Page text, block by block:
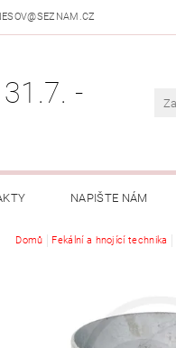
-
NAPIŠTE NÁM
Domů Fekální a hnojící technika